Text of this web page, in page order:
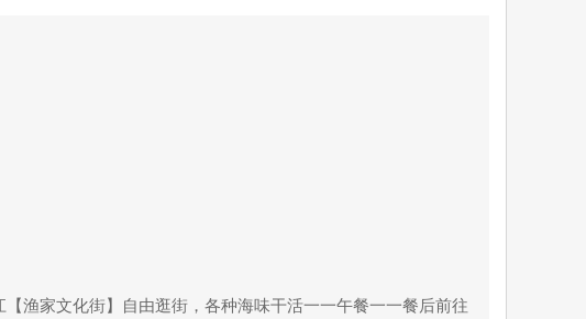
渔家文化街】自由逛街，各种海味干活一一午餐一一餐后前往